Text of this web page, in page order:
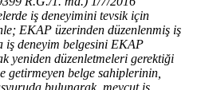
iş deneyimini tevsik için
EKAP üzerinden düzenlenmiş iş
iş deneyim belgesini EKAP
yeniden düzenletmeleri gerektiği
getirmeyen belge sahiplerinin,
bulunarak, mevcut iş